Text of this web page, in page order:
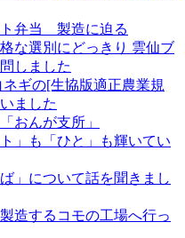
ト弁当 製造に迫る
な選別にどっきり 雲仙ブ
しました
ギの[生協版適正農業規
ました
おんが支所」
」も「ひと」も輝いてい
」について話を聞きまし
造するコモの工場へ行っ